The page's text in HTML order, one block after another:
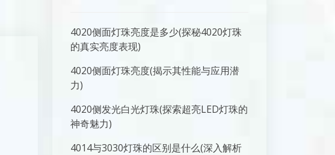
4020侧面灯珠亮度是多少(探秘4020灯珠
的真实亮度表现)
4020侧面灯珠亮度(揭示其性能与应用潜
力)
4020侧发光白光灯珠(探索超亮LED灯珠的
神奇魅力)
4014与3030灯珠的区别是什么(深入解析